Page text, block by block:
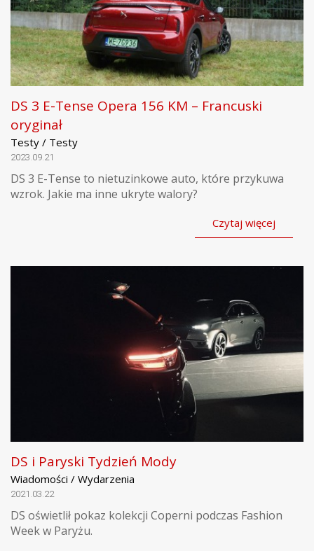
DS 3 E-Tense Opera 156 KM – Francuski
oryginał
Testy / Testy
2023.09.21
DS 3 E-Tense to nietuzinkowe auto, które przykuwa
wzrok. Jakie ma inne ukryte walory?
Czytaj więcej
DS i Paryski Tydzień Mody
Wiadomości / Wydarzenia
2021.03.22
DS oświetlił pokaz kolekcji Coperni podczas Fashion
Week w Paryżu.